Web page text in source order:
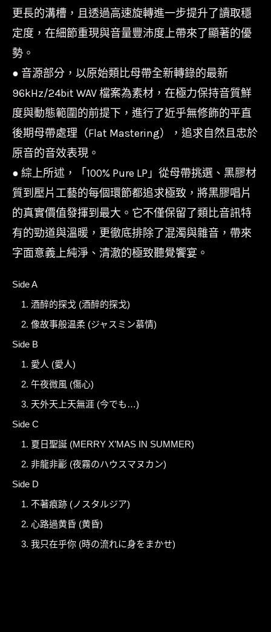
更長的溝槽，且透過高速旋轉進一步提升了讀取穩
定度，在細節重現與音量豐沛度上帶來了顯著的優
勢。
● 音源部分，以原始類比母帶全新轉錄的最新
96kHz/24bit WAV 檔案為素材，在極力保持音質鮮
度與動態範圍的前提下，進行了近乎無修飾的平直
後期母帶處理（Flat Mastering），追求自然且忠於
原音的音效表現。
● 綜上所述，「100% Pure LP」從母帶挑選、黑膠材
質到壓片工藝的每個環節都追求極致，將黑膠唱片
的真實價值發揮到最大。它不僅保留了類比音訊特
有的勁道與溫暖，更徹底排除了混濁與雜音，帶來
字面意義上純淨、清澈的極致聽覺饗宴。
Side A
1. 酒醉的探戈 (酒醉的探戈)
2. 像故事般温柔 (ジャスミン慕情)
Side B
1. 愛人 (愛人)
2. 午夜微風 (傷心)
3. 天外天上天無涯 (今でも…)
Side C
1. 夏日聖誕 (MERRY X’MAS IN SUMMER)
2. 非龍非彲 (夜霧のハウスマヌカン)
Side D
1. 不著痕跡 (ノスタルジア)
2. 心路過黄昏 (黄昏)
3. 我只在乎你 (時の流れに身をまかせ)